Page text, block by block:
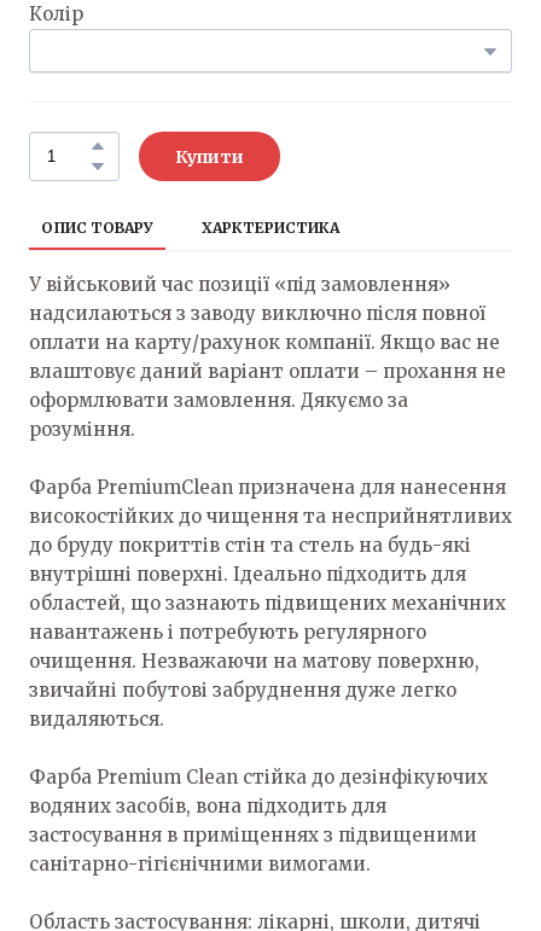
Колір
Купити
ОПИС ТОВАРУ ХАРКТЕРИСТИКА
У військовий час позиції «під замовлення»
надсилаються з заводу виключно після повної
оплати на карту/рахунок компанії. Якщо вас не
влаштовує даний варіант оплати – прохання не
оформлювати замовлення. Дякуємо за
розуміння.
Фарба PremiumClean призначена для нанесення
високостійких до чищення та несприйнятливих
до бруду покриттів стін та стель на будь-які
внутрішні поверхні. Ідеально підходить для
областей, що зазнають підвищених механічних
навантажень і потребують регулярного
очищення. Незважаючи на матову поверхню,
звичайні побутові забруднення дуже легко
видаляються.
Фарба Premium Clean стійка до дезінфікуючих
водяних засобів, вона підходить для
застосування в приміщеннях з підвищеними
санітарно-гігієнічними вимогами.
Область застосування: лікарні, школи, дитячі